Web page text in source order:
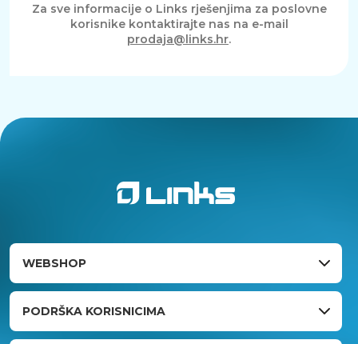
Za sve informacije o Links rješenjima za poslovne
korisnike kontaktirajte nas na e-mail
prodaja@links.hr.
WEBSHOP
PODRŠKA KORISNICIMA